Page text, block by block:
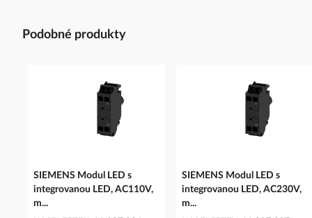
Podobné produkty
SIEMENS Modul LED s
integrovanou LED, AC110V,
m...
SIEMENS Modul LED s
integrovanou LED, AC230V,
m...